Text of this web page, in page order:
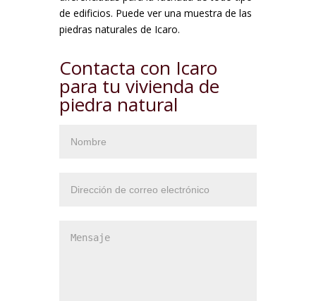
de edificios. Puede ver una muestra de las
piedras naturales de Icaro.
Contacta con Icaro
para tu vivienda de
piedra natural